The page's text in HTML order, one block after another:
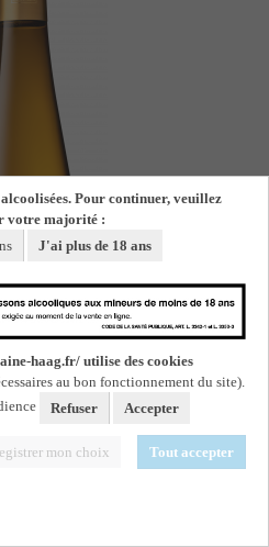
alcoolisées. Pour continuer, veuillez
votre majorité :
J'ai plus de 18 ans
haag.fr/ utilise des cookies
au bon fonctionnement du site).
Refuser Accepter
mon choix Tout accepter